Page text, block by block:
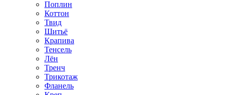
Поплин
Коттон
Твид
Шитьё
Крапива
Тенсель
Лён
Тренч
Трикотаж
Фланель